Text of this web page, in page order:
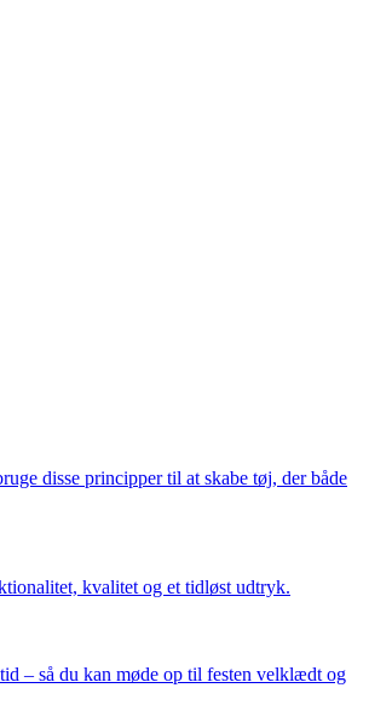
disse principper til at skabe tøj, der både
kvalitet og et tidløst udtryk.
– så du kan møde op til festen velklædt og